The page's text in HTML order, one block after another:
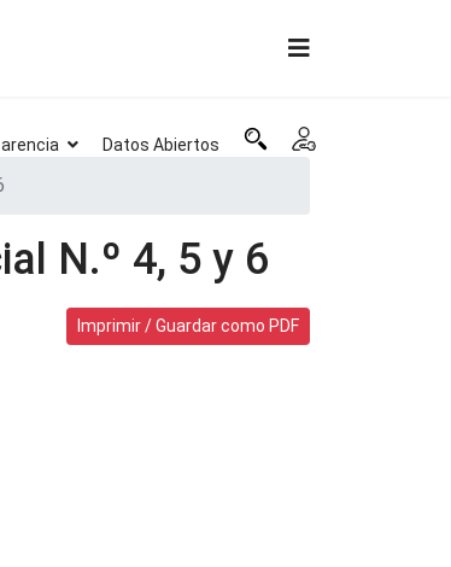
Datos Abiertos
N.º 4, 5 y 6
Imprimir / Guardar como PDF